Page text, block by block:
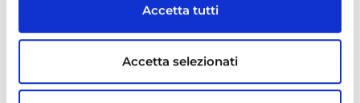
Accetta tutti
Accetta selezionati